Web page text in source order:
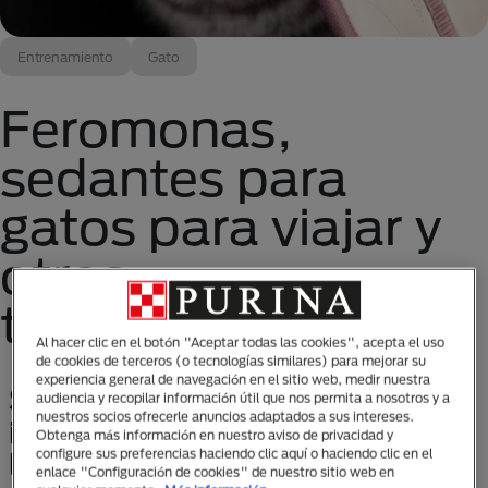
Entrenamiento Gato
Feromonas,
sedantes para
gatos para viajar y
otros
tranquilizantes
Si decides viajar con tu gato, es
importante que tengas en cuenta
las siguientes recomendaciones
Al hacer clic en el botón "Aceptar todas las cookies", acepta el uso
de cookies de terceros (o tecnologías similares) para mejorar su
experiencia general de navegación en el sitio web, medir nuestra
audiencia y recopilar información útil que nos permita a nosotros y a
nuestros socios ofrecerle anuncios adaptados a sus intereses.
Obtenga más información en nuestro aviso de privacidad y
configure sus preferencias haciendo clic aquí o haciendo clic en el
enlace "Configuración de cookies" de nuestro sitio web en